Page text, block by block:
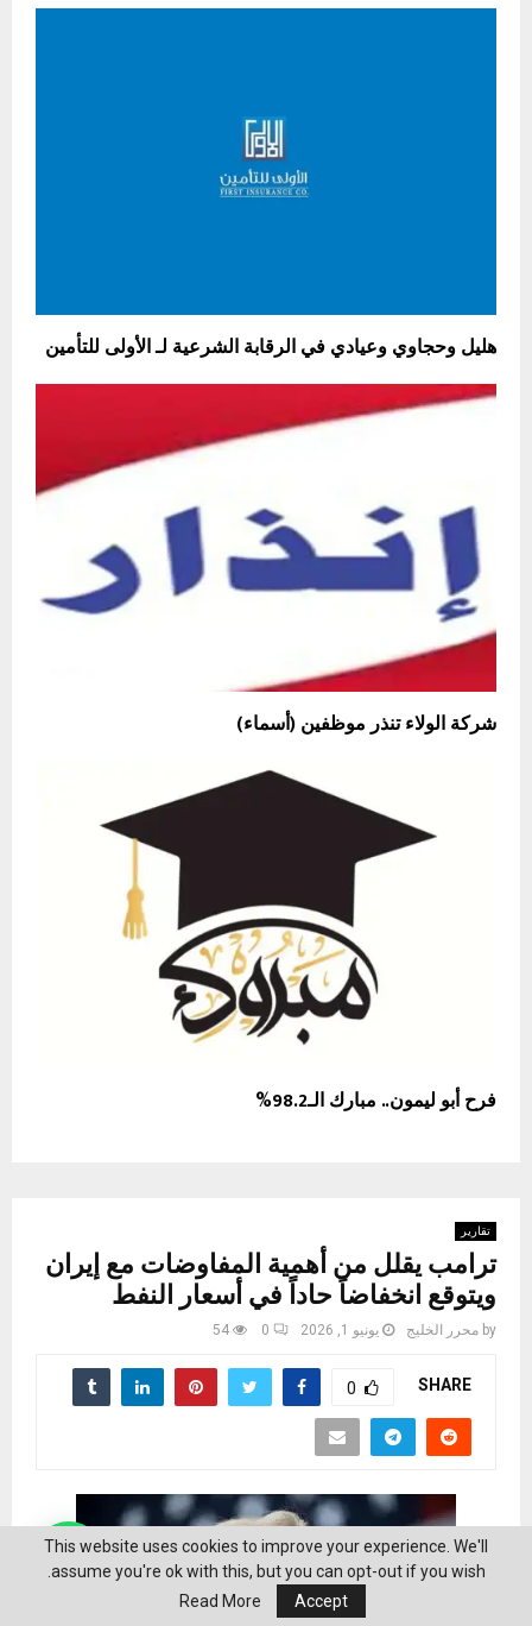
هليل وحجاوي وعيادي في الرقابة الشرعية لـ الأولى للتأمين
شركة الولاء تنذر موظفين (أسماء)
فرح أبو ليمون.. مبارك الـ98.2%
تقارير
ترامب يقلل من أهمية المفاوضات مع إيران
ويتوقع انخفاضاً حاداً في أسعار النفط
by محرر الخليج يونيو 1, 2026 0
54
SHARE
0
This website uses cookies to improve your experience. We'll
assume you're ok with this, but you can opt-out if you wish.
Accept
Read More